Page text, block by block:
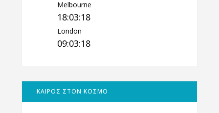
Melbourne
18:03:19
London
09:03:19
ΚΑΙΡΟΣ ΣΤΟΝ ΚΟΣΜΟ